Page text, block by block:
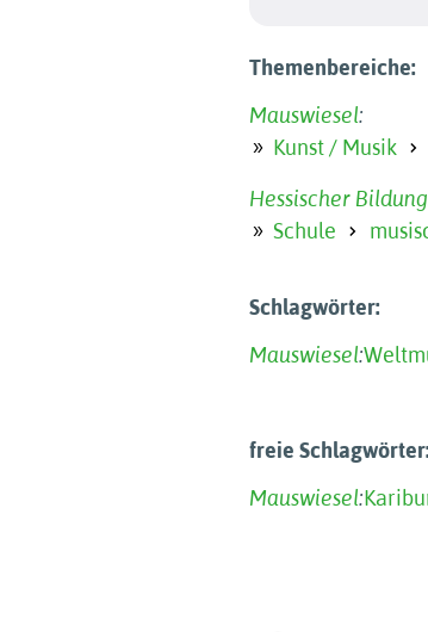
Themenbereiche:
Mauswiesel:
Kunst / Musik
Hessischer
Schule
Schlagwörter:
Mauswiesel:
freie
Mauswiesel: